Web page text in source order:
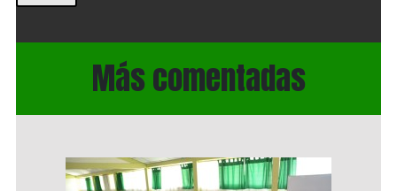
Más comentadas